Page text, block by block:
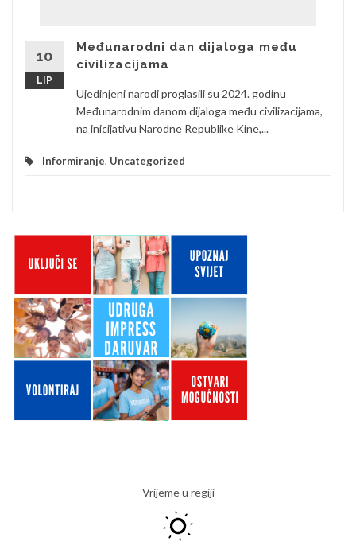
10
LIP
Međunarodni dan dijaloga među
civilizacijama
Ujedinjeni narodi proglasili su 2024. godinu
Međunarodnim danom dijaloga među civilizacijama,
na inicijativu Narodne Republike Kine,...
Informiranje, Uncategorized
Vrijeme u regiji